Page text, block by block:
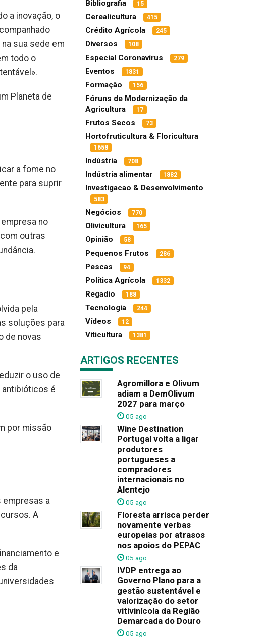
a inovação, o
sua sede em
todo o
Planeta de
a fome no
para suprir
no
outras
pela
soluções para
de novas
o uso de
antibióticos é
por missão
empresas a
A
e
da
Bibliografia 15
Cerealicultura 415
Crédito Agrícola 245
Diversos 108
Especial Coronavírus 279
Eventos 1831
Formação 156
Fóruns de Modernização da
Agricultura
17
Frutos Secos 73
Hortofruticultura & Floricultura
1658
Indústria 708
Indústria alimentar 1882
Investigacao & Desenvolvimento
583
Negócios 770
Olivicultura 165
Opinião 58
Pequenos Frutos 286
Pescas 94
Política Agrícola 1332
Regadio 188
Tecnologia 244
Vídeos 12
Viticultura 1381
ARTIGOS RECENTES
Agromillora e Olivum
adiam a DemOlivum
2027 para março
05 ago
Wine Destination
Portugal volta a ligar
produtores
portugueses a
compradores
internacionais no
Alentejo
05 ago
Floresta arrisca perder
novamente verbas
europeias por atrasos
nos apoios do PEPAC
05 ago
IVDP entrega ao
Governo Plano para a
gestão sustentável e
valorização do setor
vitivinícola da Região
Demarcada do Douro
05 ago